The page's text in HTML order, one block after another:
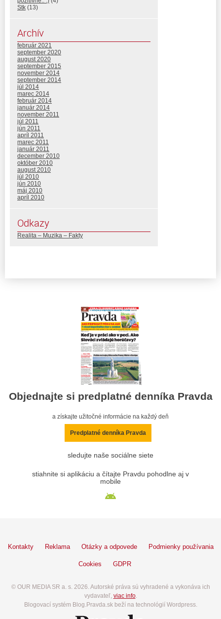
Stk (13)
Archív
február 2021
september 2020
august 2020
september 2015
november 2014
september 2014
júl 2014
marec 2014
február 2014
január 2014
november 2011
júl 2011
jún 2011
apríl 2011
marec 2011
január 2011
december 2010
október 2010
august 2010
júl 2010
jún 2010
máj 2010
apríl 2010
Odkazy
Realita – Muzika – Fakty
Objednajte si predplatné denníka Pravda
a získajte užitočné informácie na každý deň
Predplatné denníka Pravda
sledujte naše sociálne siete
stiahnite si aplikáciu a čítajte Pravdu pohodlne aj v
mobile
Kontakty Reklama Otázky a odpovede Podmienky používania
Cookies GDPR
© OUR MEDIA SR a. s. 2026. Autorské práva sú vyhradené a vykonáva ich
vydavateľ, viac info.
Blogovací systém Blog.Pravda.sk beží na technológií Wordpress.